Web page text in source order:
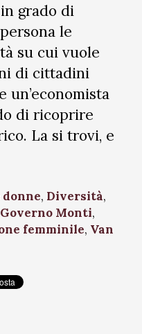
grado di
le
su cui vuole
di cittadini
un’economista
di ricoprire
La si trovi, e
, Diversità,
Governo Monti,
femminile, Van